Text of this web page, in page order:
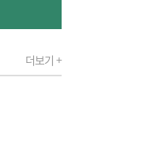
더보기 +